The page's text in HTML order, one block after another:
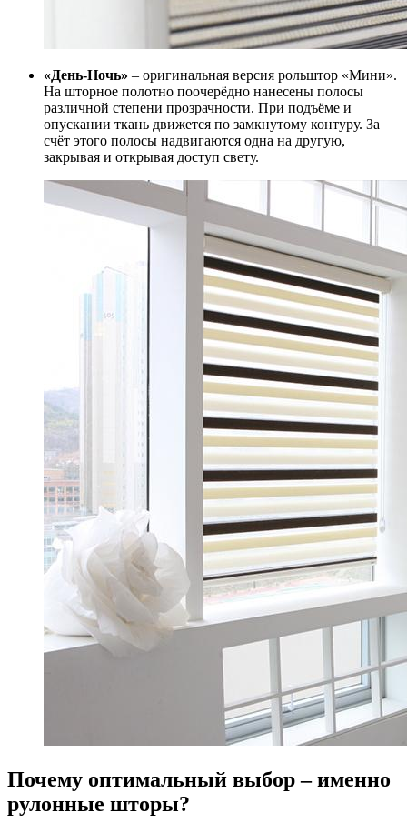
«День-Ночь» – оригинальная версия рольштор «Мини».
На шторное полотно поочерёдно нанесены полосы
различной степени прозрачности. При подъёме и
опускании ткань движется по замкнутому контуру. За
счёт этого полосы надвигаются одна на другую,
закрывая и открывая доступ свету.
Почему оптимальный выбор – именно
рулонные шторы?